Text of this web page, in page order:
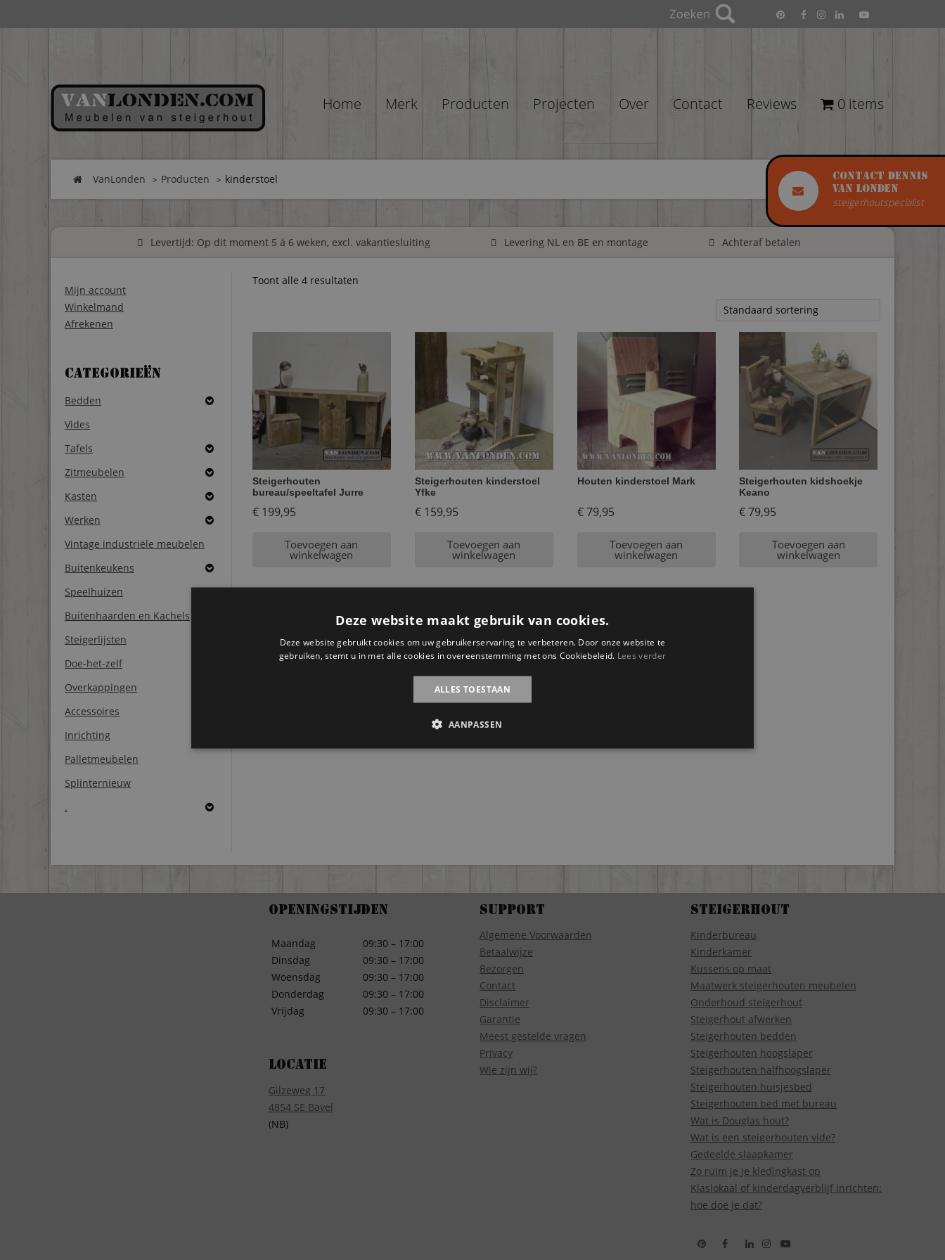
Contact Dennis
van Londen
steigerhoutspecialist
Home Merk Producten Projecten Over Contact Reviews 0 items
VanLonden Producten kinderstoel
Levertijd: Op dit moment 5 á 6 weken, excl. vakantiesluiting Levering NL en BE en montage Achteraf betalen
Mijn account
Winkelmand
Afrekenen
Categorieën
Bedden
Vides
Tafels
Zitmeubelen
Kasten
Werken
Vintage industriële meubelen
Buitenkeukens
Speelhuizen
Buitenhaarden en Kachels
Steigerlijsten
Doe-het-zelf
Overkappingen
Accessoires
Inrichting
Palletmeubelen
Splinternieuw
.
Toont alle 4 resultaten
Steigerhouten
bureau/speeltafel Jurre
€199,95
Toevoegen aan
winkelwagen
Steigerhouten kinderstoel
Yfke
€159,95
Toevoegen aan
winkelwagen
Houten kinderstoel Mark
€79,95
Toevoegen aan
winkelwagen
Steigerhouten kidshoekje
Keano
€79,95
Toevoegen aan
winkelwagen
Openingstijden
Maandag
Dinsdag
Woensdag
Donderdag
Vrijdag
09:30 – 17:00
09:30 – 17:00
09:30 – 17:00
09:30 – 17:00
09:30 – 17:00
Locatie
Gilzeweg 17
4854 SE Bavel
(NB)
Support
Algemene Voorwaarden
Betaalwijze
Bezorgen
Contact
Disclaimer
Garantie
Meest gestelde vragen
Privacy
Wie zijn wij?
Steigerhout
Kinderbureau
Kinderkamer
Kussens op maat
Maatwerk steigerhouten meubelen
Onderhoud steigerhout
Steigerhout afwerken
Steigerhouten bedden
Steigerhouten hoogslaper
Steigerhouten halfhoogslaper
Steigerhouten huisjesbed
Steigerhouten bed met bureau
Wat is Douglas hout?
Wat is een steigerhouten vide?
Gedeelde slaapkamer
Zo ruim je je kledingkast op
Klaslokaal of kinderdagverblijf inrichten:
hoe doe je dat?
Deze website maakt gebruik van cookies.
Deze website gebruikt cookies om uw gebruikerservaring te verbeteren. Door onze website te
gebruiken, stemt u in met alle cookies in overeenstemming met ons Cookiebeleid. Lees verder
ALLES TOESTAAN
AANPASSEN